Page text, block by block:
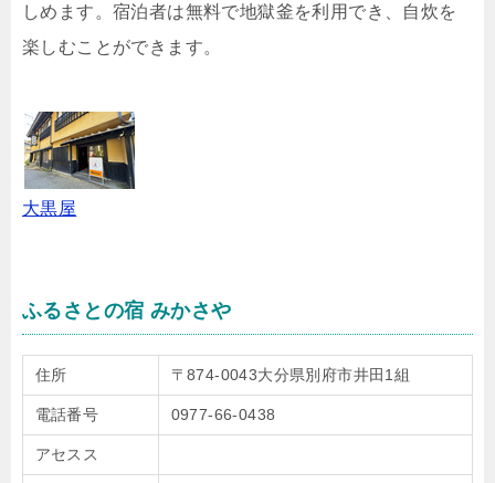
しめます。宿泊者は無料で地獄釜を利用でき、自炊を
楽しむことができます。
大黒屋
ふるさとの宿 みかさや
住所 〒874-0043大分県別府市井田1組
電話番号 0977-66-0438
アセスス